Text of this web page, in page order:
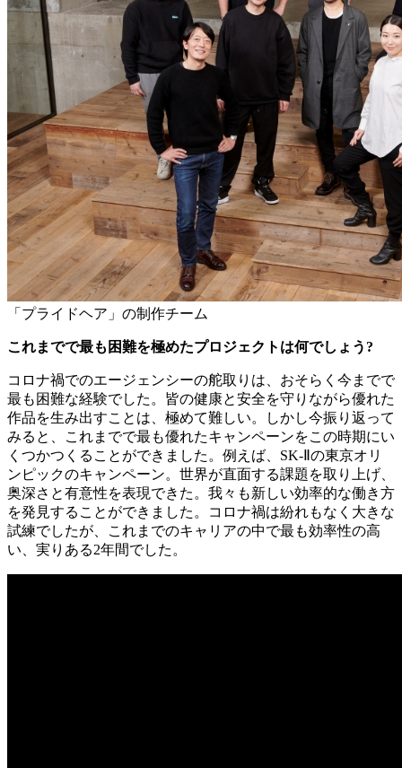
「プライドヘア」の制作チーム
これまでで最も困難を極めたプロジェクトは何でしょう?
コロナ禍でのエージェンシーの舵取りは、おそらく今までで
最も困難な経験でした。皆の健康と安全を守りながら優れた
作品を生み出すことは、極めて難しい。しかし今振り返って
みると、これまでで最も優れたキャンペーンをこの時期にい
くつかつくることができました。例えば、SK-Ⅱの東京オリ
ンピックのキャンペーン。世界が直面する課題を取り上げ、
奥深さと有意性を表現できた。我々も新しい効率的な働き方
を発見することができました。コロナ禍は紛れもなく大きな
試練でしたが、これまでのキャリアの中で最も効率性の高
い、実りある2年間でした。